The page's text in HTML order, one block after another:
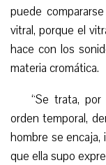
puede
vitral, porque el
hace con los
materia cromática.
“Se trata, por
orden temporal,
hombre se encaja,
que ella supo